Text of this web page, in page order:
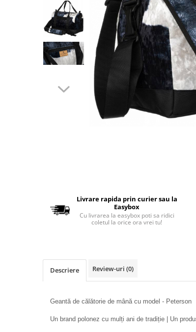
Livrare rapida prin curier sau la
Easybox
Cu livrarea la easybox poti sa ridici
coletul la orice ora vrei tu!
Descriere Review-uri (0)
Geantă de călătorie de mână cu model - Peterson
Un brand polonez cu mulți ani de tradiție | Un